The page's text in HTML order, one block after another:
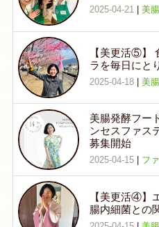
2025-04-21| 美
【美更活⑤】
ラを毎日にと
2025-04-18| 美
美腸発酵フー
ンセスファス
募集開始
2025-04-15| フ
【美更活④】
腸内細菌との